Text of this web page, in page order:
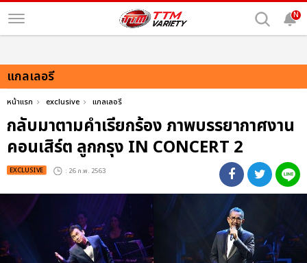
N
แกลเลอรี
หน้าแรก exclusive แกลเลอรี
กลับมาตามคำเรียกร้อง ภาพบรรยากาศงาน
คอนเสิร์ต ลูกกรุง IN CONCERT 2
EXCLUSIVE : 26 ก.พ. 2563